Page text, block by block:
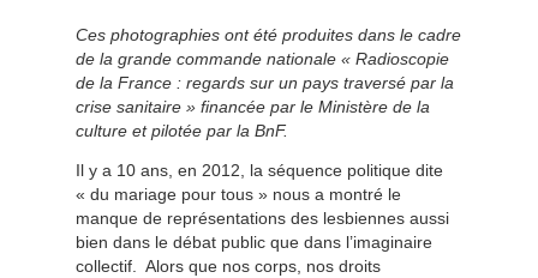
Ces photographies ont été produites dans le cadre
de la grande commande nationale « Radioscopie
de la France : regards sur un pays traversé par la
crise sanitaire » financée par le Ministère de la
culture et pilotée par la BnF.
Il y a 10 ans, en 2012, la séquence politique dite
« du mariage pour tous » nous a montré le
manque de représentations des lesbiennes aussi
bien dans le débat public que dans l’imaginaire
collectif. Alors que nos corps, nos droits